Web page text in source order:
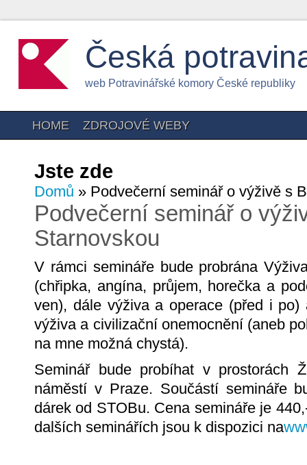
Česká
web Potravinářské komory České republiky
HOME ZDROJOVÉ WEBY
Jste zde
Domů » Podvečerní seminář o výživě s
Podvečerní seminář o
Starnovskou
V rámci semináře bude probrána
(chřipka, angína, průjem, horečka a
ven), dále výživa a operace (před i
výživa a civilizační onemocnění (aneb
na mne možná chystá).
Seminář bude probíhat v prostorách
náměstí v Praze. Součástí semináře
dárek od STOBu. Cena semináře je
dalších seminářích jsou k dispozici na